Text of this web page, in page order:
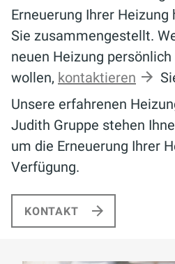
Erneuerung Ihrer
Sie zusammengestellt.
neuen Heizung
wollen, kontaktieren
Unsere erfahrenen
Judith Gruppe stehen
um die Erneuerung Ihrer
Verfügung.
KONTAKT